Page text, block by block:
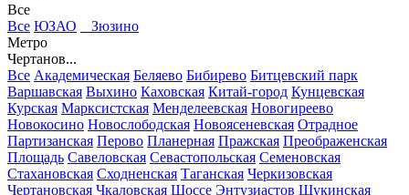
Все
Все ЮЗАО
Зюзино
Метро
Чертанов...
Все Академическая Беляево Бибирево Битцевский парк
Варшавская Выхино Каховская Китай-город Кунцевская
Курская Марксистская Менделеевская Новогиреево
Новокосино Новослободская Новоясеневская Отрадное
Партизанская Перово Планерная Пражская Преображенская
Площадь Савеловская Севастопольская Семеновская
Стахановская Сходненская Таганская Черкизовская
Чертановская Чкаловская Шоссе Энтузиастов Щукинская